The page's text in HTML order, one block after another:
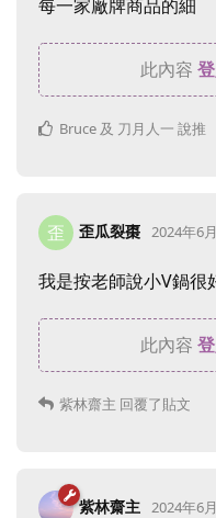
每一家廠牌商品的細
此內容
Bruce 及 刀月人一 說推
歪 歪瓜裂棗 2024年6
我是按老師說小V鍋很
此內容
紫林齋主 回覆了貼文
紫林齋主 2024年6